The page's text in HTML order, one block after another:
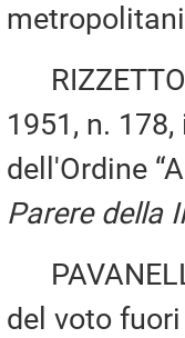
RIZZETTO
1951, n.
dell'Ordine
Parere della
del voto